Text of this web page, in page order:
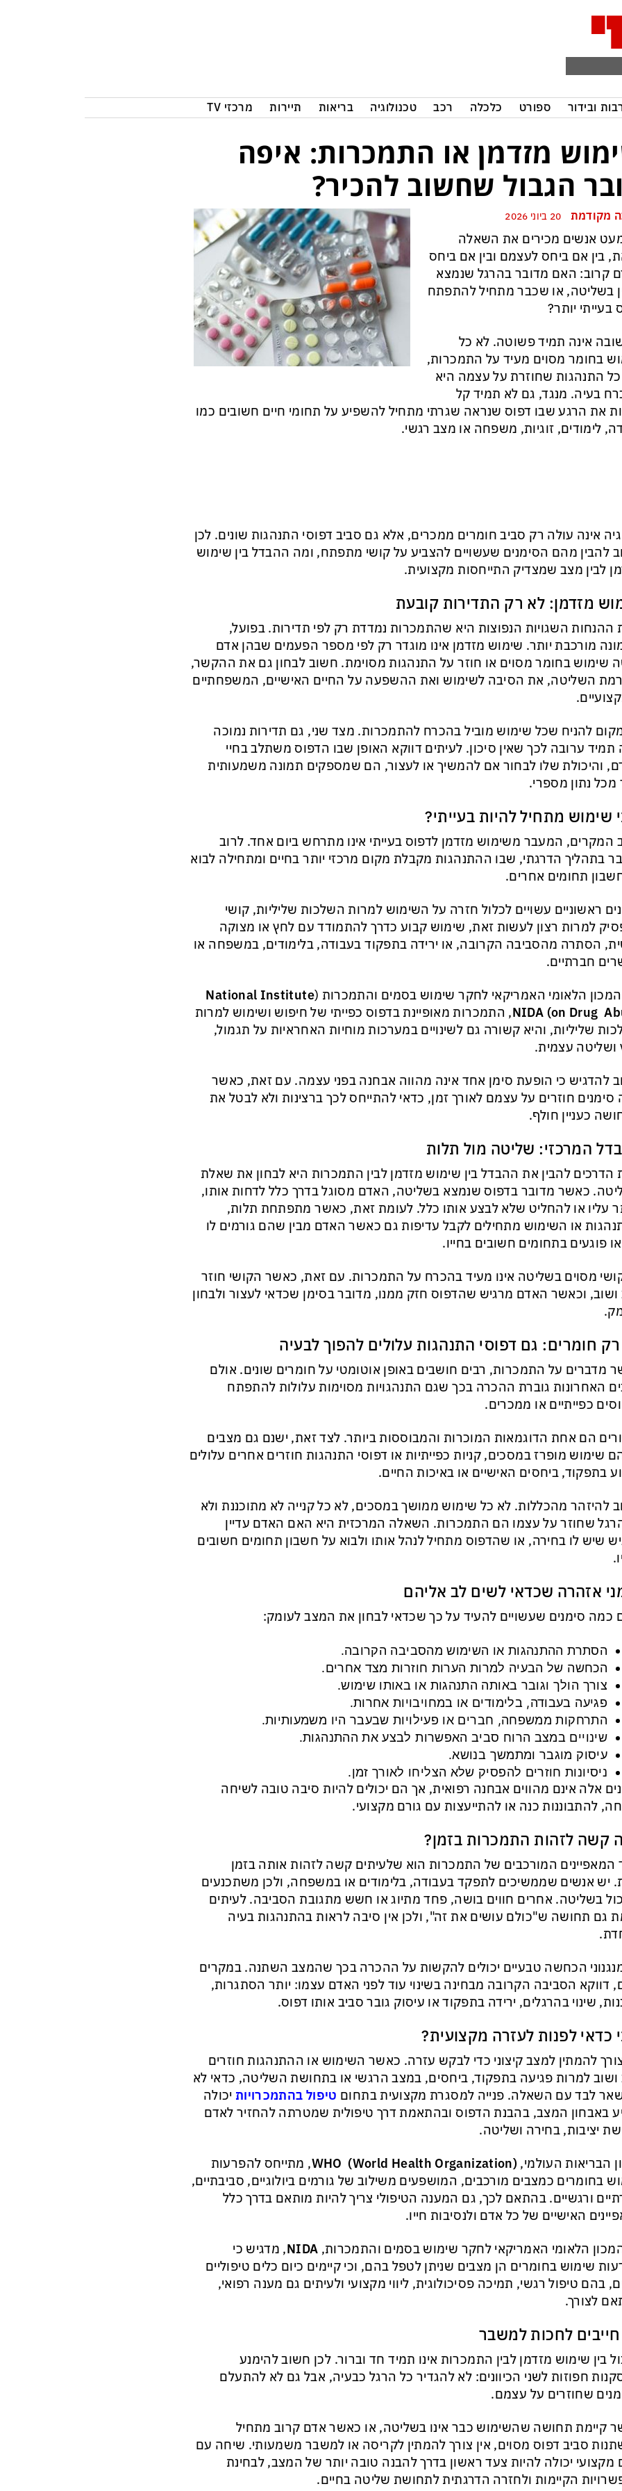
ובידור ספורט כלכלה רכב טכנולוגיה בריאות תיירות מרכזי TV
מזדמן או התמכרות: איפה
הגבול שחשוב להכיר?
מקודמת
אנשים מכירים את השאלה
בין אם ביחס לעצמם ובין אם ביחס
קרוב: האם מדובר בהרגל שנמצא
בשליטה, או שכבר מתחיל להתפתח
בעייתי יותר?
אינה תמיד פשוטה. לא כל
בחומר מסוים מעיד על התמכרות,
כל התנהגות שחוזרת על עצמה היא
בעיה. מנגד, גם לא תמיד קל
את הרגע שבו דפוס שנראה שגרתי מתחיל להשפיע על תחומי חיים חשובים כמו
לימודים, זוגיות, משפחה או מצב רגשי.
אינה עולה רק סביב חומרים ממכרים, אלא גם סביב דפוסי התנהגות שונים. לכן
להבין מהם הסימנים שעשויים להצביע על קושי מתפתח, ומה ההבדל בין שימוש
לבין מצב שמצדיק התייחסות מקצועית.
מזדמן: לא רק התדירות קובעת
ההנחות השגויות הנפוצות היא שהתמכרות נמדדת רק לפי תדירות. בפועל,
מורכבת יותר. שימוש מזדמן אינו מוגדר רק לפי מספר הפעמים שבהן אדם
שימוש בחומר מסוים או חוזר על התנהגות מסוימת. חשוב לבחון גם את ההקשר,
השליטה, את הסיבה לשימוש ואת ההשפעה על החיים האישיים, המשפחתיים
מקום להניח שכל שימוש מוביל בהכרח להתמכרות. מצד שני, גם תדירות נמוכה
תמיד ערובה לכך שאין סיכון. לעיתים דווקא האופן שבו הדפוס משתלב בחיי
והיכולת שלו לבחור אם להמשיך או לעצור, הם שמספקים תמונה משמעותית
מכל נתון מספרי.
שימוש מתחיל להיות בעייתי?
המקרים, המעבר משימוש מזדמן לדפוס בעייתי אינו מתרחש ביום אחד. לרוב
בתהליך הדרגתי, שבו ההתנהגות מקבלת מקום מרכזי יותר בחיים ומתחילה לבוא
תחומים אחרים.
ראשוניים עשויים לכלול חזרה על השימוש למרות השלכות שליליות, קושי
למרות רצון לעשות זאת, שימוש קבוע כדרך להתמודד עם לחץ או מצוקה
הסתרה מהסביבה הקרובה, או ירידה בתפקוד בעבודה, בלימודים, במשפחה או
חברתיים.
המכון הלאומי האמריקאי לחקר שימוש בסמים והתמכרות (National Institute
on Drug
, התמכרות מאופיינת בדפוס כפייתי של חיפוש ושימוש למרות
שליליות, והיא קשורה גם לשינויים במערכות מוחיות האחראיות על תגמול,
ושליטה עצמית.
להדגיש כי הופעת סימן אחד אינה מהווה אבחנה בפני עצמה. עם זאת, כאשר
סימנים חוזרים על עצמם לאורך זמן, כדאי להתייחס לכך ברצינות ולא לבטל את
כעניין חולף.
המרכזי: שליטה מול תלות
הדרכים להבין את ההבדל בין שימוש מזדמן לבין התמכרות היא לבחון את שאלת
כאשר מדובר בדפוס שנמצא בשליטה, האדם מסוגל בדרך כלל לדחות אותו,
עליו או להחליט שלא לבצע אותו כלל. לעומת זאת, כאשר מתפתחת תלות,
או השימוש מתחילים לקבל עדיפות גם כאשר האדם מבין שהם גורמים לו
פוגעים בתחומים חשובים בחייו.
מסוים בשליטה אינו מעיד בהכרח על התמכרות. עם זאת, כאשר הקושי חוזר
ושוב, וכאשר האדם מרגיש שהדפוס חזק ממנו, מדובר בסימן שכדאי לעצור ולבחון
חומרים: גם דפוסי התנהגות עלולים להפוך לבעיה
מדברים על התמכרות, רבים חושבים באופן אוטומטי על חומרים שונים. אולם
האחרונות גוברת ההכרה בכך שגם התנהגויות מסוימות עלולות להתפתח
כפייתיים או ממכרים.
הם אחת הדוגמאות המוכרות והמבוססות ביותר. לצד זאת, ישנם גם מצבים
שימוש מופרז במסכים, קניות כפייתיות או דפוסי התנהגות חוזרים אחרים עלולים
בתפקוד, ביחסים האישיים או באיכות החיים.
להיזהר מהכללות. לא כל שימוש ממושך במסכים, לא כל קנייה לא מתוכננת ולא
שחוזר על עצמו הם התמכרות. השאלה המרכזית היא האם האדם עדיין
שיש לו בחירה, או שהדפוס מתחיל לנהל אותו ולבוא על חשבון תחומים חשובים
אזהרה שכדאי לשים לב אליהם
כמה סימנים שעשויים להעיד על כך שכדאי לבחון את המצב לעומק:
הסתרת ההתנהגות או השימוש מהסביבה הקרובה.
הכחשה של הבעיה למרות הערות חוזרות מצד אחרים.
צורך הולך וגובר באותה התנהגות או באותו שימוש.
פגיעה בעבודה, בלימודים או במחויבויות אחרות.
התרחקות ממשפחה, חברים או פעילויות שבעבר היו משמעותיות.
שינויים במצב הרוח סביב האפשרות לבצע את ההתנהגות.
עיסוק מוגבר ומתמשך בנושא.
ניסיונות חוזרים להפסיק שלא הצליחו לאורך זמן.
אלה אינם מהווים אבחנה רפואית, אך הם יכולים להיות סיבה טובה לשיחה
להתבוננות כנה או להתייעצות עם גורם מקצועי.
קשה לזהות התמכרות בזמן?
המאפיינים המורכבים של התמכרות הוא שלעיתים קשה לזהות אותה בזמן
יש אנשים שממשיכים לתפקד בעבודה, בלימודים או במשפחה, ולכן משתכנעים
בשליטה. אחרים חווים בושה, פחד מתיוג או חשש מתגובת הסביבה. לעיתים
גם תחושה ש"כולם עושים את זה", ולכן אין סיבה לראות בהתנהגות בעיה
הכחשה טבעיים יכולים להקשות על ההכרה בכך שהמצב השתנה. במקרים
דווקא הסביבה הקרובה מבחינה בשינוי עוד לפני האדם עצמו: יותר הסתגרות,
שינוי בהרגלים, ירידה בתפקוד או עיסוק גובר סביב אותו דפוס.
כדאי לפנות לעזרה מקצועית?
צורך להמתין למצב קיצוני כדי לבקש עזרה. כאשר השימוש או ההתנהגות חוזרים
ושוב למרות פגיעה בתפקוד, ביחסים, במצב הרגשי או בתחושת השליטה, כדאי לא
לבד עם השאלה. פנייה למסגרת מקצועית בתחום טיפול בהתמכרויות יכולה
באבחון המצב, בהבנת הדפוס ובהתאמת דרך טיפולית שמטרתה להחזיר לאדם
יציבות, בחירה ושליטה.
הבריאות העולמי, (
World Health Organization
)
WHO, מתייחס להפרעות
בחומרים כמצבים מורכבים, המושפעים משילוב של גורמים ביולוגיים, סביבתיים,
ורגשיים. בהתאם לכך, גם המענה הטיפולי צריך להיות מותאם בדרך כלל
האישיים של כל אדם ולנסיבות חייו.
הלאומי האמריקאי לחקר שימוש בסמים והתמכרות, NIDA, מדגיש כי
שימוש בחומרים הן מצבים שניתן לטפל בהם, וכי קיימים כיום כלים טיפוליים
בהם טיפול רגשי, תמיכה פסיכולוגית, ליווי מקצועי ולעיתים גם מענה רפואי,
לצורך.
לחכות למשבר
בין שימוש מזדמן לבין התמכרות אינו תמיד חד וברור. לכן חשוב להימנע
חפוזות לשני הכיוונים: לא להגדיר כל הרגל כבעיה, אבל גם לא להתעלם
שחוזרים על עצמם.
קיימת תחושה שהשימוש כבר אינו בשליטה, או כאשר אדם קרוב מתחיל
סביב דפוס מסוים, אין צורך להמתין לקריסה או למשבר משמעותי. שיחה עם
מקצועי יכולה להיות צעד ראשון בדרך להבנה טובה יותר של המצב, לבחינת
הקיימות ולחזרה הדרגתית לתחושת שליטה בחיים.